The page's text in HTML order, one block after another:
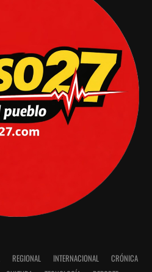
REGIONAL INTERNACIONAL
CRÓNICA